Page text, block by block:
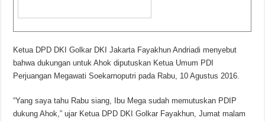
Ketua DPD DKI Golkar DKI Jakarta Fayakhun Andriadi menyebut
bahwa dukungan untuk Ahok diputuskan Ketua Umum PDI
Perjuangan Megawati Soekarnoputri pada Rabu, 10 Agustus 2016.
“Yang saya tahu Rabu siang, Ibu Mega sudah memutuskan PDIP
dukung Ahok,” ujar Ketua DPD DKI Golkar Fayakhun, Jumat malam